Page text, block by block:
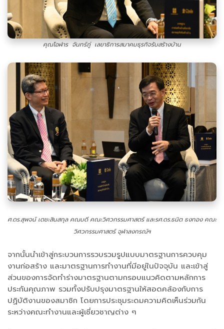
คุณโอฬาร จันทร์ภู่ เลขาธิการสมาคมธุรกิจรับสร้างบ้าน
ศ.ดร.สุพจน์ เตชะสินสกุล คณบดี คณะวิศวกรรมศาสตร์ และรศ.ดร.ธนิต ธงทอง คณะ
วิศวกรรมศาสตร์ จุฬาลงกรณ์ฯ
จากนั้นนำเข้าสู่กระบวนการรวบรวมรูปแบบมาตรฐานการควบคุม
งานก่อสร้าง และมาตรฐานการทำงานที่มีอยู่ในปัจจุบัน และเข้าสู่
ส่วนของการจัดทำร่างมาตรฐานตามกรอบแนวคิดตามหลักการ
ประกันคุณภาพ รวมทั้งปรับปรุงมาตรฐานให้สอดคล้องกับการ
ปฏิบัติงานของสมาชิก โดยการประชุมระดมความคิดเห็นร่วมกัน
ระหว่างคณะทำงานและผู้เชี่ยวชาญต่าง ๆ